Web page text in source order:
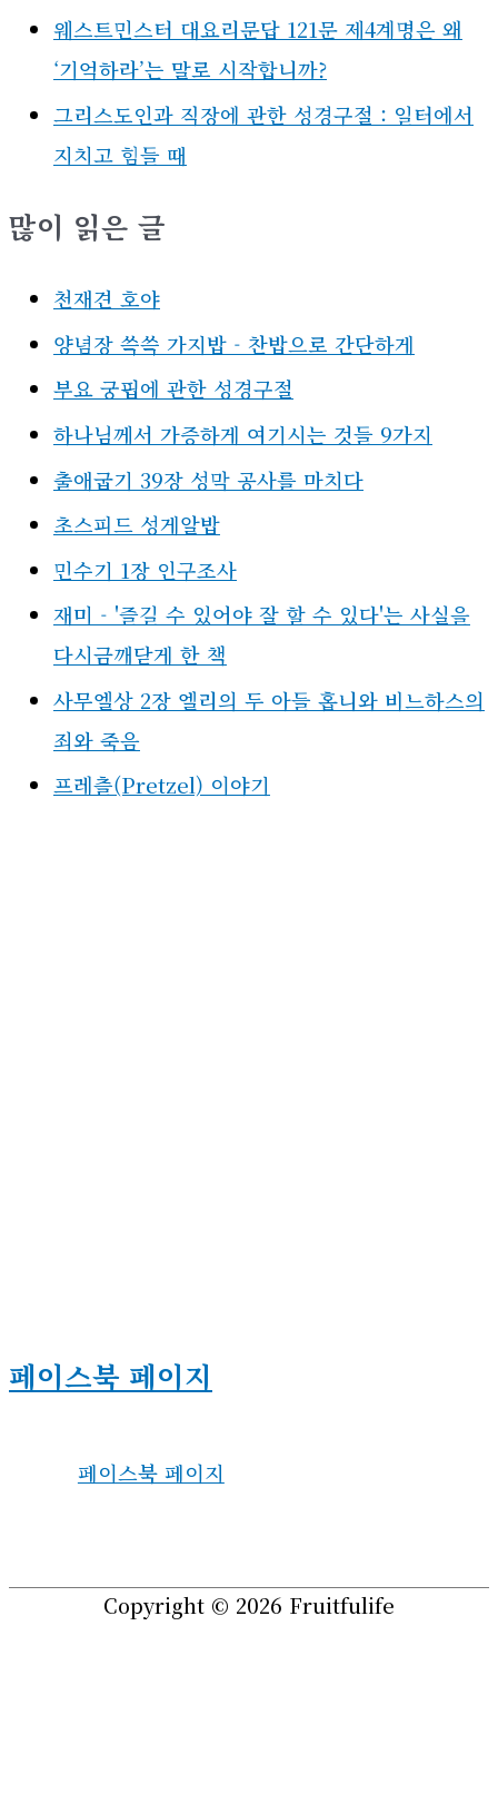
웨스트민스터 대요리문답 121문 제4계명은 왜
‘기억하라’는 말로 시작합니까?
그리스도인과 직장에 관한 성경구절 : 일터에서
지치고 힘들 때
많이 읽은 글
천재견 호야
양념장 쓱쓱 가지밥 - 찬밥으로 간단하게
부요 궁핍에 관한 성경구절
하나님께서 가증하게 여기시는 것들 9가지
출애굽기 39장 성막 공사를 마치다
초스피드 성게알밥
민수기 1장 인구조사
재미 - '즐길 수 있어야 잘 할 수 있다'는 사실을
다시금깨닫게 한 책
사무엘상 2장 엘리의 두 아들 홉니와 비느하스의
죄와 죽음
프레츨(Pretzel) 이야기
페이스북 페이지
페이스북 페이지
Copyright © 2026 Fruitfulife